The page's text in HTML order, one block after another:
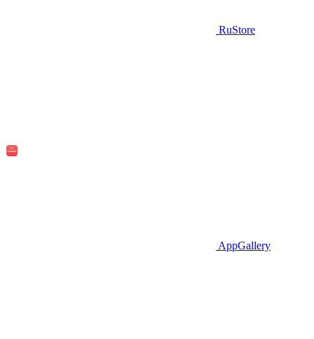
RuStore
AppGallery